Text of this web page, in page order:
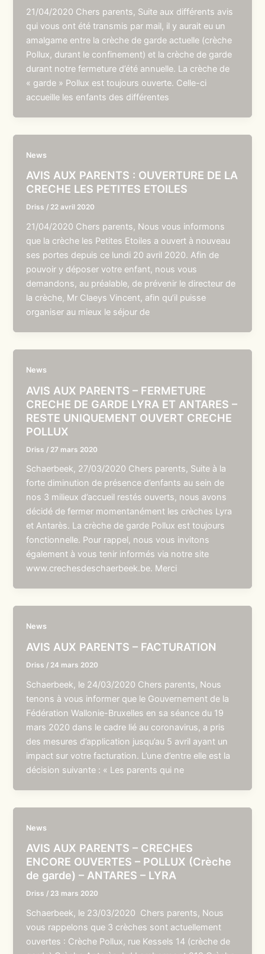
21/04/2020 Chers parents, Suite aux différents avis
qui vous ont été transmis par mail, il y aurait eu un
amalgame entre la crèche de garde actuelle (crèche
Pollux, durant le confinement) et la crèche de garde
durant notre fermeture d’été annuelle. La crèche de
« garde » Pollux est toujours ouverte. Celle-ci
accueille les enfants des différentes
News
AVIS AUX PARENTS : OUVERTURE DE LA
CRECHE LES PETITES ETOILES
Driss / 22 avril 2020
21/04/2020 Chers parents, Nous vous informons
que la crèche les Petites Etoiles a ouvert à nouveau
ses portes depuis ce lundi 20 avril 2020. Afin de
pouvoir y déposer votre enfant, nous vous
demandons, au préalable, de prévenir le directeur de
la crèche, Mr Claeys Vincent, afin qu’il puisse
organiser au mieux le séjour de
News
AVIS AUX PARENTS – FERMETURE
CRECHE DE GARDE LYRA ET ANTARES –
RESTE UNIQUEMENT OUVERT CRECHE
POLLUX
Driss / 27 mars 2020
Schaerbeek, 27/03/2020 Chers parents, Suite à la
forte diminution de présence d’enfants au sein de
nos 3 milieux d’accueil restés ouverts, nous avons
décidé de fermer momentanément les crèches Lyra
et Antarès. La crèche de garde Pollux est toujours
fonctionnelle. Pour rappel, nous vous invitons
également à vous tenir informés via notre site
www.crechesdeschaerbeek.be. Merci
News
AVIS AUX PARENTS – FACTURATION
Driss / 24 mars 2020
Schaerbeek, le 24/03/2020 Chers parents, Nous
tenons à vous informer que le Gouvernement de la
Fédération Wallonie-Bruxelles en sa séance du 19
mars 2020 dans le cadre lié au coronavirus, a pris
des mesures d’application jusqu’au 5 avril ayant un
impact sur votre facturation. L’une d’entre elle est la
décision suivante : « Les parents qui ne
News
AVIS AUX PARENTS – CRECHES
ENCORE OUVERTES – POLLUX (Crèche
de garde) – ANTARES – LYRA
Driss / 23 mars 2020
Schaerbeek, le 23/03/2020 Chers parents, Nous
vous rappelons que 3 crèches sont actuellement
ouvertes : Crèche Pollux, rue Kessels 14 (crèche de